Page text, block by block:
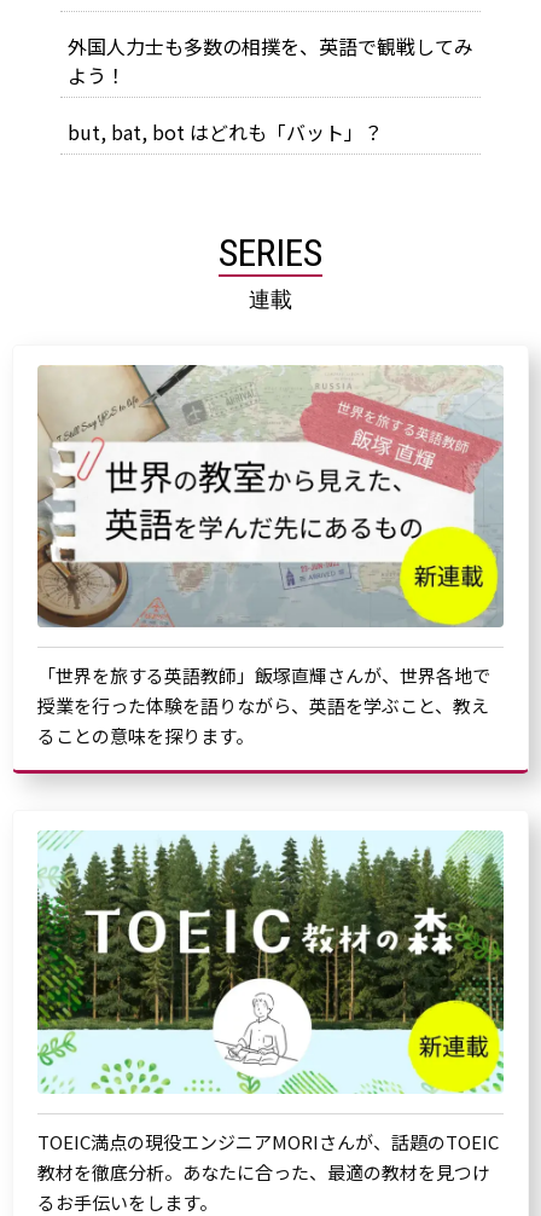
外国人力士も多数の相撲を、英語で観戦してみ
よう！
but, bat, bot はどれも「バット」？
SERIES
連載
「世界を旅する英語教師」飯塚直輝さんが、世界各地で
授業を行った体験を語りながら、英語を学ぶこと、教え
ることの意味を探ります。
TOEIC満点の現役エンジニアMORIさんが、話題のTOEIC
教材を徹底分析。あなたに合った、最適の教材を見つけ
るお手伝いをします。